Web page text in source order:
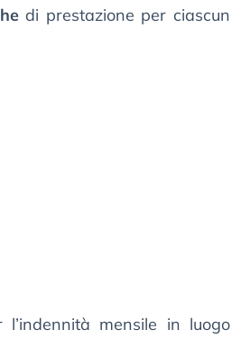
di prestazione per ciascun
mensile in luogo